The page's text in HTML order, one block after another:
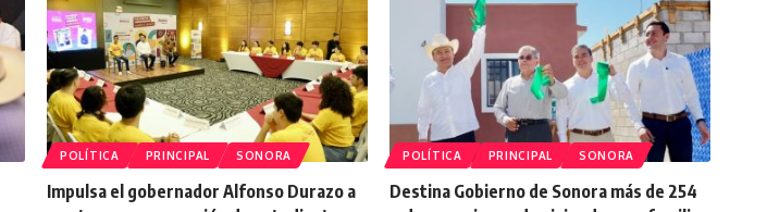
POLÍTICA PRINCIPAL SONORA
Impulsa el gobernador Alfonso Durazo a
POLÍTICA PRINCIPAL SONORA
Destina Gobierno de Sonora más de 254